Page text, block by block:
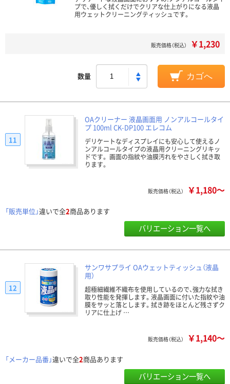
プで、優しく拭くだけでクリアな仕上がりになる液晶
用ウェットクリーニングティッシュです。
販売価格（税込） ￥1,230
数量 カゴへ
OAクリーナー 液晶画面用 ノンアルコールタイ
プ 100ml CK-DP100 エレコム
デリケートなディスプレイにも安心して使えるノ
ンアルコールタイプの液晶用クリーニングリキッ
ドです。 画面の指紋や油膜汚れをやさしく拭き取
ります。
11
販売価格（税込） ￥1,180～
「販売単位」違いで全2商品あります
バリエーション一覧へ
サンワサプライ OAウェットティッシュ（液晶
用）
超極細繊維不織布を使用しているので、強力な拭き
取り性能を発揮します。液晶画面に付いた指紋や油
膜をサッと落とします。拭き跡をほとんど残さずク
リアに仕上げ …
12
販売価格（税込） ￥1,140～
「メーカー品番」違いで全2商品あります
バリエーション一覧へ